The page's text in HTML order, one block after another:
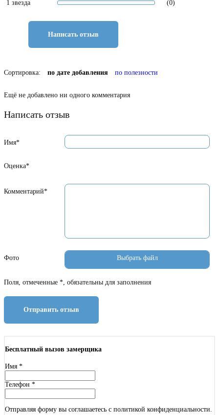
1 звезда (0)
Написать отзыв
Сортировка: по дате добавления по полезности
Ещё не добавлено ни одного комментария
Написать отзыв
Имя*
Оценка*
Комментарий*
Фото
Поля, отмеченные *, обязательны для заполнения
Отправить отзыв
Бесплатный вызов замерщика
Имя *
Телефон *
Отправляя форму вы соглашаетесь с политикой конфиденциальности.